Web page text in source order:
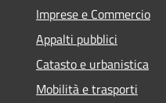
Imprese e Commercio
Appalti pubblici
Catasto e urbanistica
Mobilità e trasporti